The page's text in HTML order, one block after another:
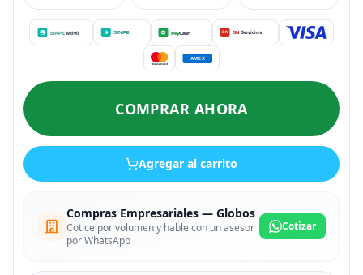
COMPRAR AHORA
Agregar al carrito
Compras Empresariales — Globos
Cotice por volumen y hable con un asesor
por WhatsApp
Cotizar